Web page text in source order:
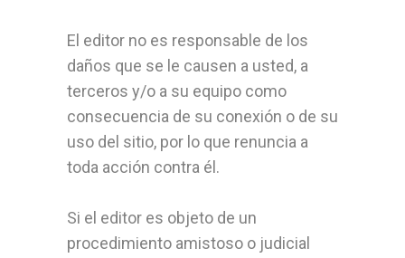
El editor no es responsable de los
daños que se le causen a usted, a
terceros y/o a su equipo como
consecuencia de su conexión o de su
uso del sitio, por lo que renuncia a
toda acción contra él.
Si el editor es objeto de un
procedimiento amistoso o judicial